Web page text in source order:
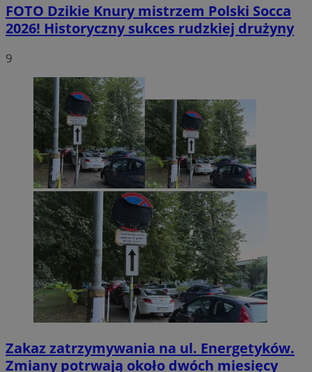
FOTO Dzikie Knury mistrzem Polski Socca
2026! Historyczny sukces rudzkiej drużyny
9
Zakaz zatrzymywania na ul. Energetyków.
Zmiany potrwają około dwóch miesięcy